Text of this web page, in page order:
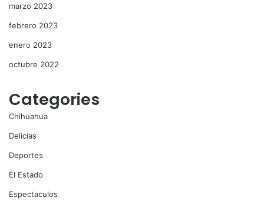
marzo 2023
febrero 2023
enero 2023
octubre 2022
Categories
Chihuahua
Delicias
Deportes
El Estado
Espectaculos